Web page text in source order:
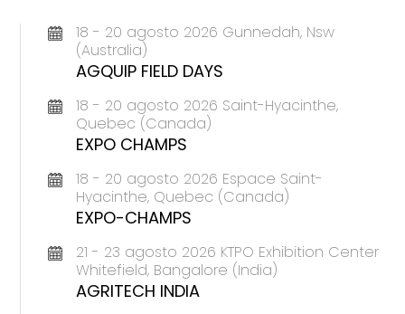
18 - 20 agosto 2026 Gunnedah, Nsw
(Australia)
AGQUIP FIELD DAYS
18 - 20 agosto 2026 Saint-Hyacinthe,
Quebec (Canada)
EXPO CHAMPS
18 - 20 agosto 2026 Espace Saint-
Hyacinthe, Quebec (Canada)
EXPO-CHAMPS
21 - 23 agosto 2026 KTPO Exhibition Center
Whitefield, Bangalore (India)
AGRITECH INDIA